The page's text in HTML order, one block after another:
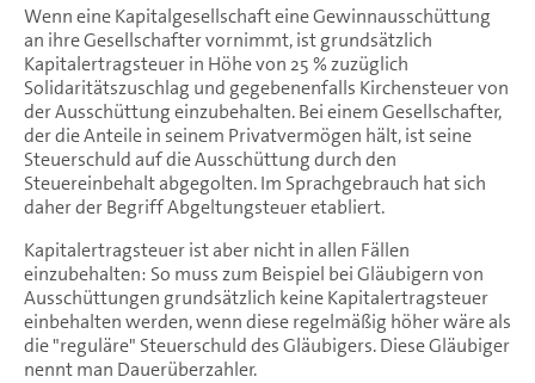
Wenn eine Kapitalgesellschaft eine Gewinnausschüttung
an ihre Gesellschafter vornimmt, ist grundsätzlich
Kapitalertragsteuer in Höhe von 25 % zuzüglich
Solidaritätszuschlag und gegebenenfalls Kirchensteuer von
der Ausschüttung einzubehalten. Bei einem Gesellschafter,
der die Anteile in seinem Privatvermögen hält, ist seine
Steuerschuld auf die Ausschüttung durch den
Steuereinbehalt abgegolten. Im Sprachgebrauch hat sich
daher der Begriff Abgeltungsteuer etabliert.
Kapitalertragsteuer ist aber nicht in allen Fällen
einzubehalten: So muss zum Beispiel bei Gläubigern von
Ausschüttungen grundsätzlich keine Kapitalertragsteuer
einbehalten werden, wenn diese regelmäßig höher wäre als
die "reguläre" Steuerschuld des Gläubigers. Diese Gläubiger
nennt man Dauerüberzahler.